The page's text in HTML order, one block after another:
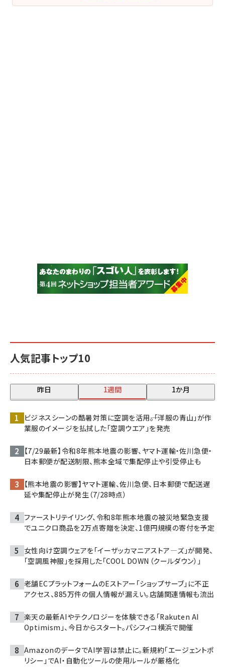
人気記事トップ10
昨日 1週間 1か月
ビジネスシーンの酷暑対策に空調を活用――。「洋服の青山」が作
業服のイメージを払拭した「空調ウエア」を発売
【7/29最新】令和8年熊本地震の影響、ヤマト運輸・佐川急便・
日本郵便が配送制限、熊本全域で集配停止や引受停止も
【熊本地震の影響】ヤマト運輸、佐川急便、日本郵便で配送遅
延や集配停止が発生（7/28時点）
ファーストリテイリング、令和8年熊本地震の被災地緊急支援
でユニクロ商品を2万点寄贈を決定、1億円規模の寄付を予定
女性向け空調ウェアを「イーザッカマニアストア―ズ」が開発、
「空調風神服」を採用した「COOL DOWN（クールダウン）」
老舗ECプラットフォームのEストアー「ショップサーブ」に不正
アクセス、885万件の個人情報が漏えい。店舗関連情報も流出
楽天の最新AIやテクノロジーを体験できる「Rakuten AI
Optimism」、今日からスタート。パシフィコ横浜で開催
AmazonのデータでAI学習は禁止に。新規約「エージェントポ
リシー」でAI・自動化ツールの使用ルールが厳格化